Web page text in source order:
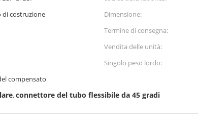
di costruzione Dimensione:
Termine di consegna:
Vendita delle unità:
Singolo peso lordo:
compensato
,connettore del tubo flessibile da 45 gradi